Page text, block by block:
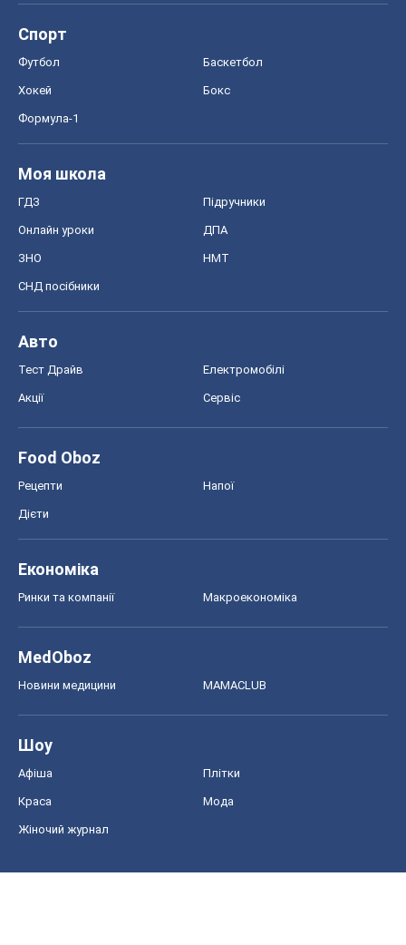
Спорт
Футбол Баскетбол
Хокей Бокс
Формула-1
Моя школа
ГДЗ Підручники
Онлайн уроки ДПА
ЗНО НМТ
СНД посібники
Авто
Тест Драйв Електромобілі
Акції Сервіс
Food Oboz
Рецепти Напої
Дієти
Економіка
Ринки та компанії Макроекономіка
MedOboz
Новини медицини MAMACLUB
Шоу
Афіша Плітки
Краса Мода
Жіночий журнал